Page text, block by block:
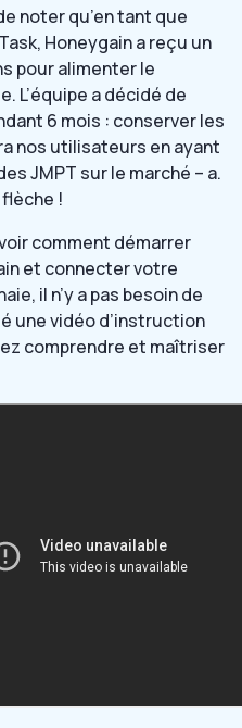
noter qu’en tant que
Honeygain a reçu un
pour alimenter le
L’équipe a décidé de
6 mois : conserver les
nos utilisateurs en ayant
JMPT sur le marché – a.
flèche !
comment démarrer
et connecter votre
il n’y a pas besoin de
une vidéo d’instruction
comprendre et maîtriser